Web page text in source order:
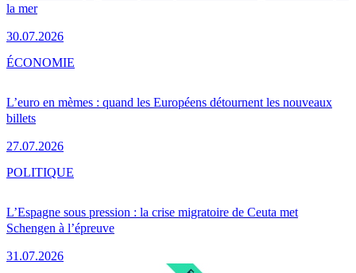
la mer
30.07.2026
L’euro en mèmes : quand les Européens détournent les nouveaux
billets
27.07.2026
ÉCONOMIE
L’Espagne sous pression : la crise migratoire de Ceuta met
Schengen à l’épreuve
31.07.2026
POLITIQUE